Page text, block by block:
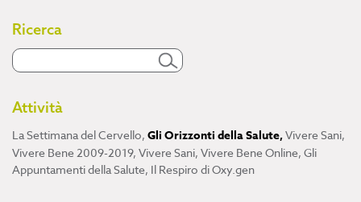
Ricerca
Attività
La Settimana del Cervello, Gli Orizzonti della Salute,Vivere Sani,
Vivere Bene 2009-2019, Vivere Sani, Vivere Bene Online, Gli
Appuntamenti della Salute, Il Respiro di Oxy.gen